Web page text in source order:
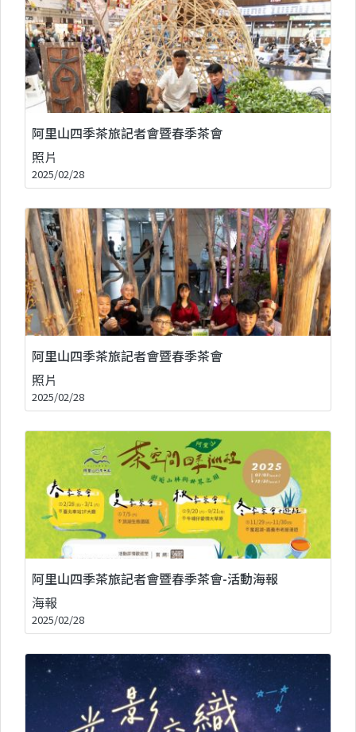
阿里山四季茶旅記者會暨春季茶會
照片
2025/02/28
阿里山四季茶旅記者會暨春季茶會
照片
2025/02/28
阿里山四季茶旅記者會暨春季茶會-活動海報
海報
2025/02/28